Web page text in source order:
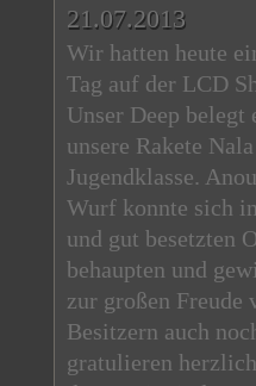
21.07.2013
Wir hatten heute
Tag auf der LCD
Unser Deep belegt
unsere Rakete
Jugendklasse.
Wurf konnte sich
und gut besetzten
behaupten und
zur großen Freude
Besitzern auch
gratulieren